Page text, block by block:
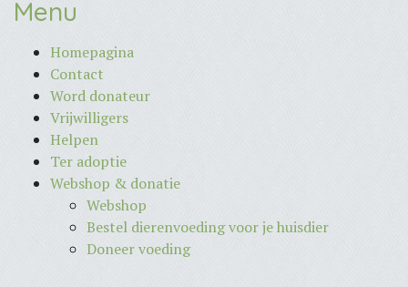
Menu
Homepagina
Contact
Word donateur
Vrijwilligers
Helpen
Ter adoptie
Webshop & donatie
Webshop
Bestel dierenvoeding voor je huisdier
Doneer voeding